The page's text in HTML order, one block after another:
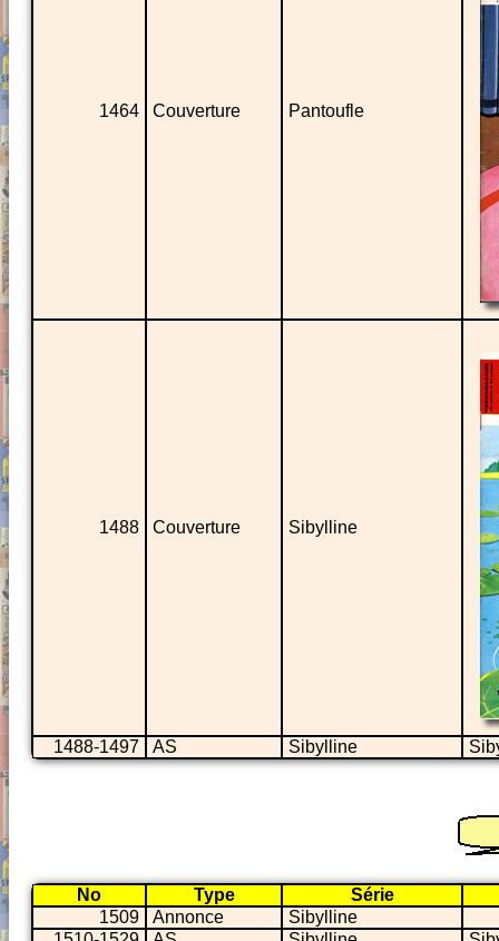
1464 Couverture Pantoufle
1488 Couverture Sibylline
1488-1497 AS Sibylline
No Type
Série
1509
Annonce
Sibylline